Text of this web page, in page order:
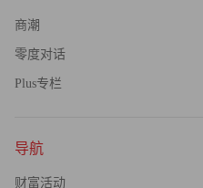
商潮
零度对话
Plus专栏
导航
财富活动